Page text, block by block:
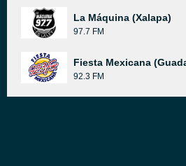
La Máquina (Xalapa)
97.7 FM
Fiesta Mexicana
92.3 FM